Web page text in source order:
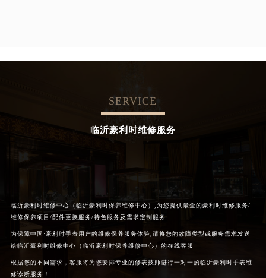
SERVICE
临沂豪利时维修服务
临沂豪利时维修中心（临沂豪利时保养维修中心）,为您提供最全的豪利时维修服务/
维修保养项目/配件更换服务/特色服务及需求定制服务
为保障中国·豪利时手表用户的维修保养服务体验,请将您的故障类型或服务需求发送
给临沂豪利时维修中心（临沂豪利时保养维修中心）的在线客服
根据您的不同需求，客服将为您安排专业的修表技师进行一对一的临沂豪利时手表维
修诊断服务！